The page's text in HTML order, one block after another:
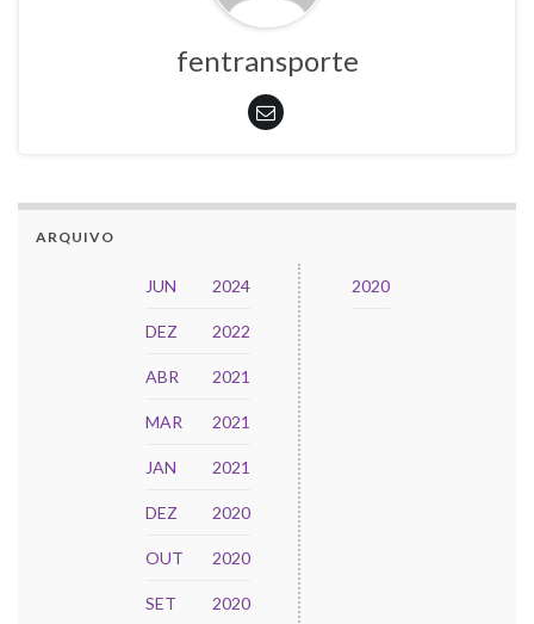
fentransporte
ARQUIVO
JUN 2024
DEZ 2022
ABR 2021
MAR 2021
JAN 2021
DEZ 2020
OUT 2020
SET 2020
2020